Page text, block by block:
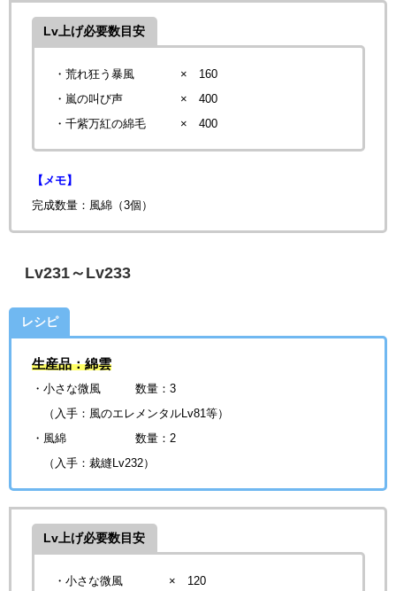
Lv上げ必要数目安
・荒れ狂う暴風 × 160
・嵐の叫び声 × 400
・千紫万紅の綿毛 × 400
【メモ】
完成数量：風綿（3個）
Lv231～Lv233
レシピ
生産品：綿雲
・小さな微風 数量：3
（入手：風のエレメンタルLv81等）
・風綿 数量：2
（入手：裁縫Lv232）
Lv上げ必要数目安
・小さな微風 × 120